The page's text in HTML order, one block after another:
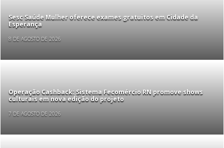
Sesc Saúde Mulher oferece exames gratuitos em Cidade da
Esperança
8 DE AGOSTO DE 2026
Operação Cashback: Sistema Fecomércio RN promove shows
culturais em nova edição do projeto
7 DE AGOSTO DE 2026